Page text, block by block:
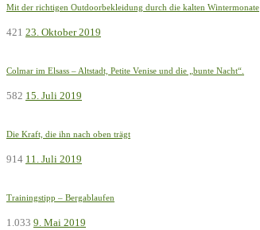
Mit der richtigen Outdoorbekleidung durch die kalten Wintermonate
421 23. Oktober 2019
Colmar im Elsass – Altstadt, Petite Venise und die „bunte Nacht“.
582 15. Juli 2019
Die Kraft, die ihn nach oben trägt
914 11. Juli 2019
Trainingstipp – Bergablaufen
1.033 9. Mai 2019